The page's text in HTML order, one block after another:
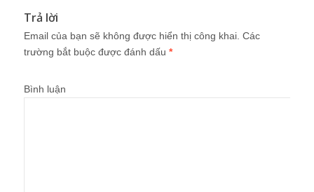
Trả lời
Email của bạn sẽ không được hiển thị công khai. Các
trường bắt buộc được đánh dấu *
Bình luận